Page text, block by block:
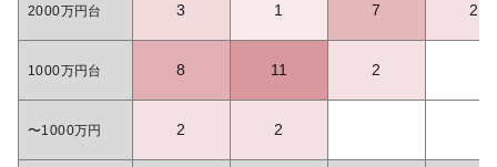
2000万円台 3 1 7 2
1000万円台 8 11 2
〜1000万円 2 2